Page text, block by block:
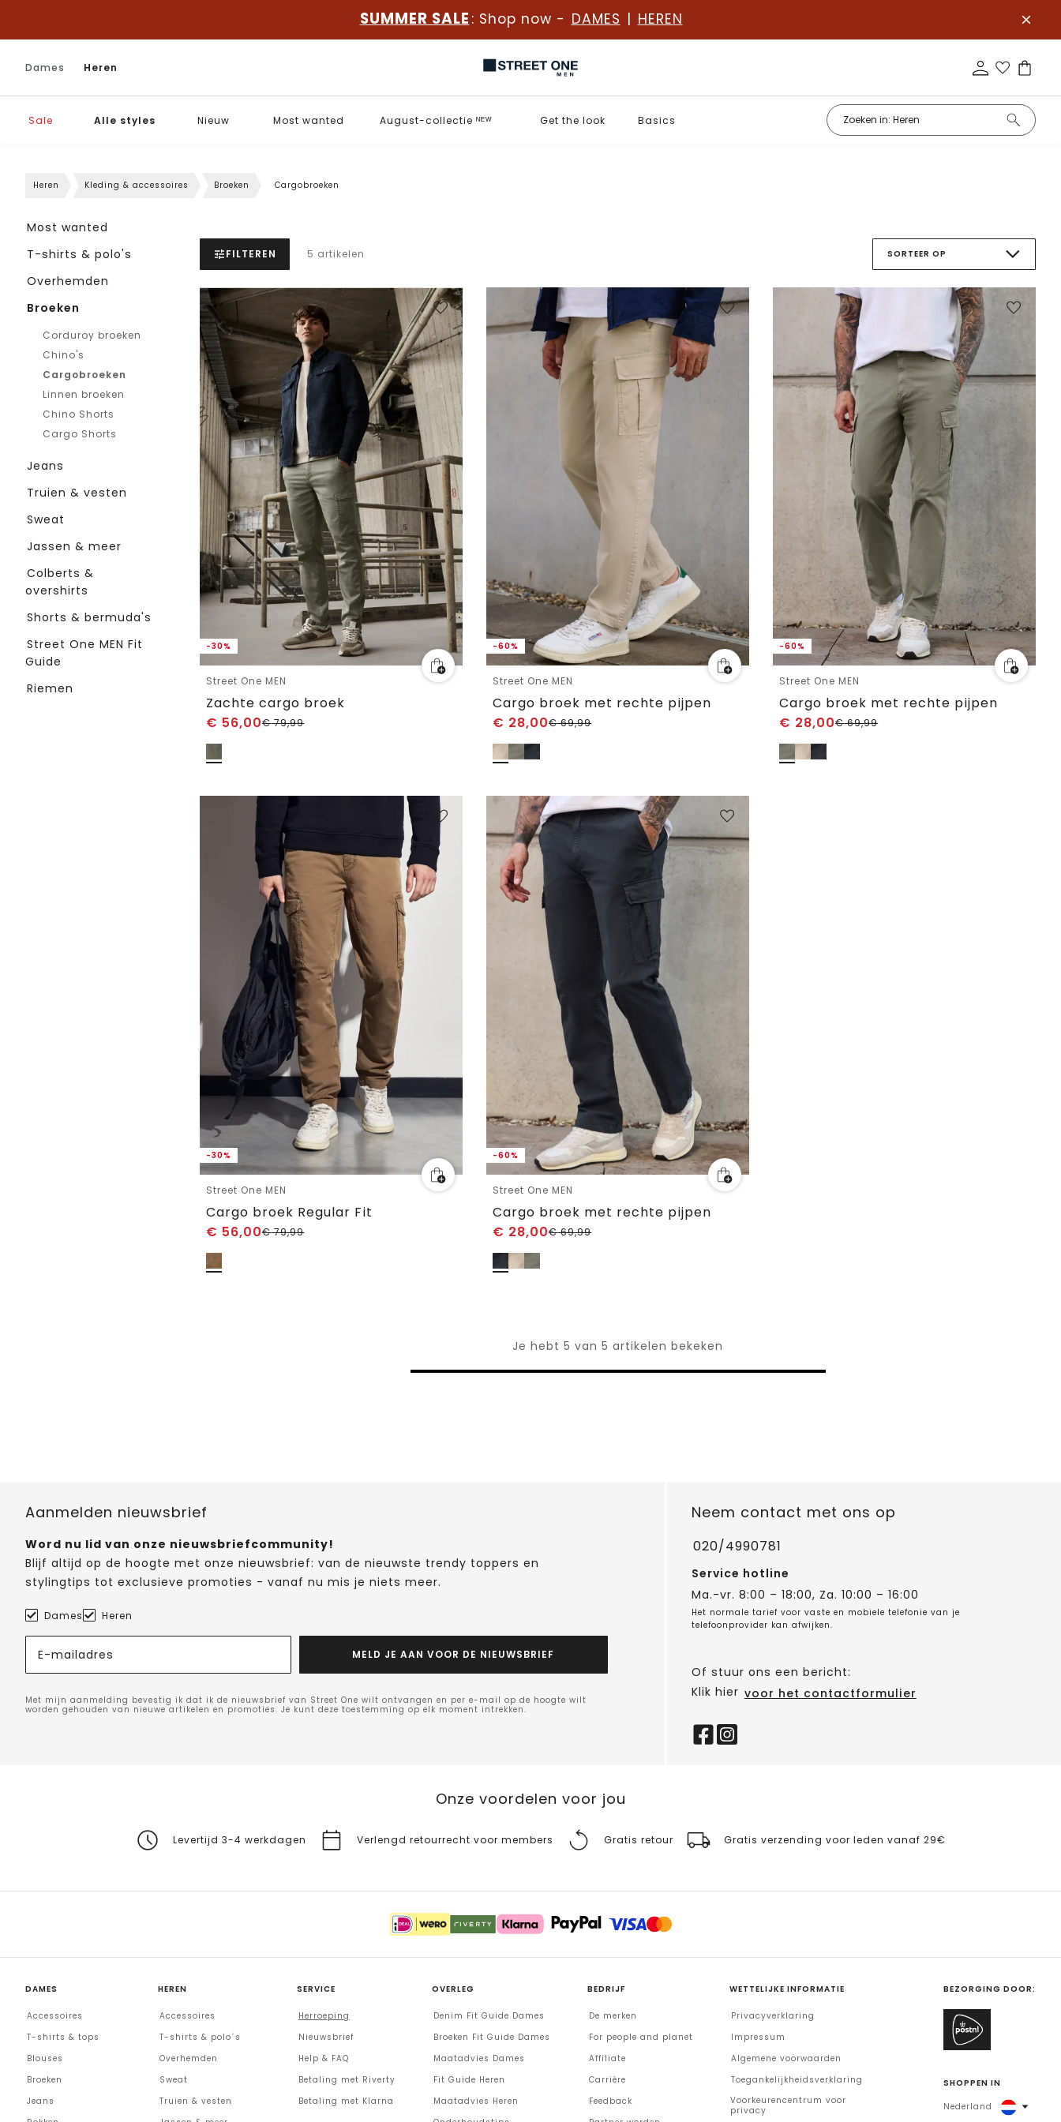
SUMMER SALE : Shop now - DAMES | HEREN
Dames Heren
Sale Alle styles Nieuw Most wanted August-collectie ᴺᴱᵂ Get the look Basics
Heren Kleding & accessoires Broeken Cargobroeken
Most wanted
T-shirts & polo's
Overhemden
Broeken
Corduroy broeken
Chino's
Cargobroeken
Linnen broeken
Chino Shorts
Cargo Shorts
Jeans
Truien & vesten
Sweat
Jassen & meer
Colberts &
overshirts
Shorts & bermuda's
Street One MEN Fit
Guide
Riemen
FILTEREN 5 artikelen SORTEER OP
-30%
Street One MEN
Zachte cargo broek
€ 56,00€79,99
-60%
Street One MEN
Cargo broek met rechte pijpen
€ 28,00€69,99
-60%
Street One MEN
Cargo broek met rechte pijpen
€ 28,00€69,99
-30%
Street One MEN
Cargo broek Regular Fit
€ 56,00€79,99
-60%
Street One MEN
Cargo broek met rechte pijpen
€ 28,00€69,99
Je hebt 5 van 5 artikelen bekeken
Aanmelden nieuwsbrief
Word nu lid van onze nieuwsbriefcommunity!
Blijf altijd op de hoogte met onze nieuwsbrief: van de nieuwste trendy toppers en
stylingtips tot exclusieve promoties - vanaf nu mis je niets meer.
Dames Heren
E-mailadres MELD JE AAN VOOR DE NIEUWSBRIEF
Met mijn aanmelding bevestig ik dat ik de nieuwsbrief van Street One wilt ontvangen en per e-mail op de hoogte wilt
worden gehouden van nieuwe artikelen en promoties. Je kunt deze toestemming op elk moment intrekken.
Neem contact met ons op
020/4990781
Service hotline
Ma.-vr. 8:00 – 18:00, Za. 10:00 – 16:00
Het normale tarief voor vaste en mobiele telefonie van je
telefoonprovider kan afwijken.
Of stuur ons een bericht:
Klik hier voor het contactformulier
Onze voordelen voor jou
Levertijd 3-4 werkdagen Verlengd retourrecht voor members Gratis retour Gratis verzending voor leden vanaf 29€
DAMES
Accessoires
T-shirts & tops
Blouses
Broeken
Jeans
HEREN
Accessoires
T-shirts & polo´s
Overhemden
Sweat
Truien & vesten
SERVICE
Herroeping
Nieuwsbrief
Help & FAQ
Betaling met Riverty
Betaling met Klarna
OVERLEG
Denim Fit Guide Dames
Broeken Fit Guide Dames
Maatadvies Dames
Fit Guide Heren
Maatadvies Heren
BEDRIJF
De merken
For people and planet
Affiliate
Carrière
Feedback
WETTELIJKE INFORMATIE
Privacyverklaring
Impressum
Algemene voorwaarden
Toegankelijkheidsverklaring
Voorkeurencentrum voor
privacy
BEZORGING DOOR:
SHOPPEN IN
Nederland